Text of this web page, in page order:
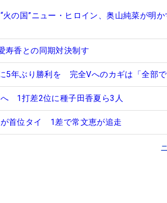
火の国”ニュー・ヒロイン、奥山純菜が明
香との同期対決制す
5年ぶり勝利を 完全Vへのカギは「全部で
1打差2位に種子田香夏ら3人
首位タイ 1差で常文恵が追走